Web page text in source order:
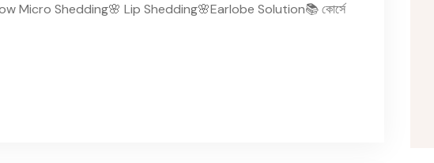
Micro Shedding🌸 Lip Shedding🌸Earlobe Solution📚 কোর্সে